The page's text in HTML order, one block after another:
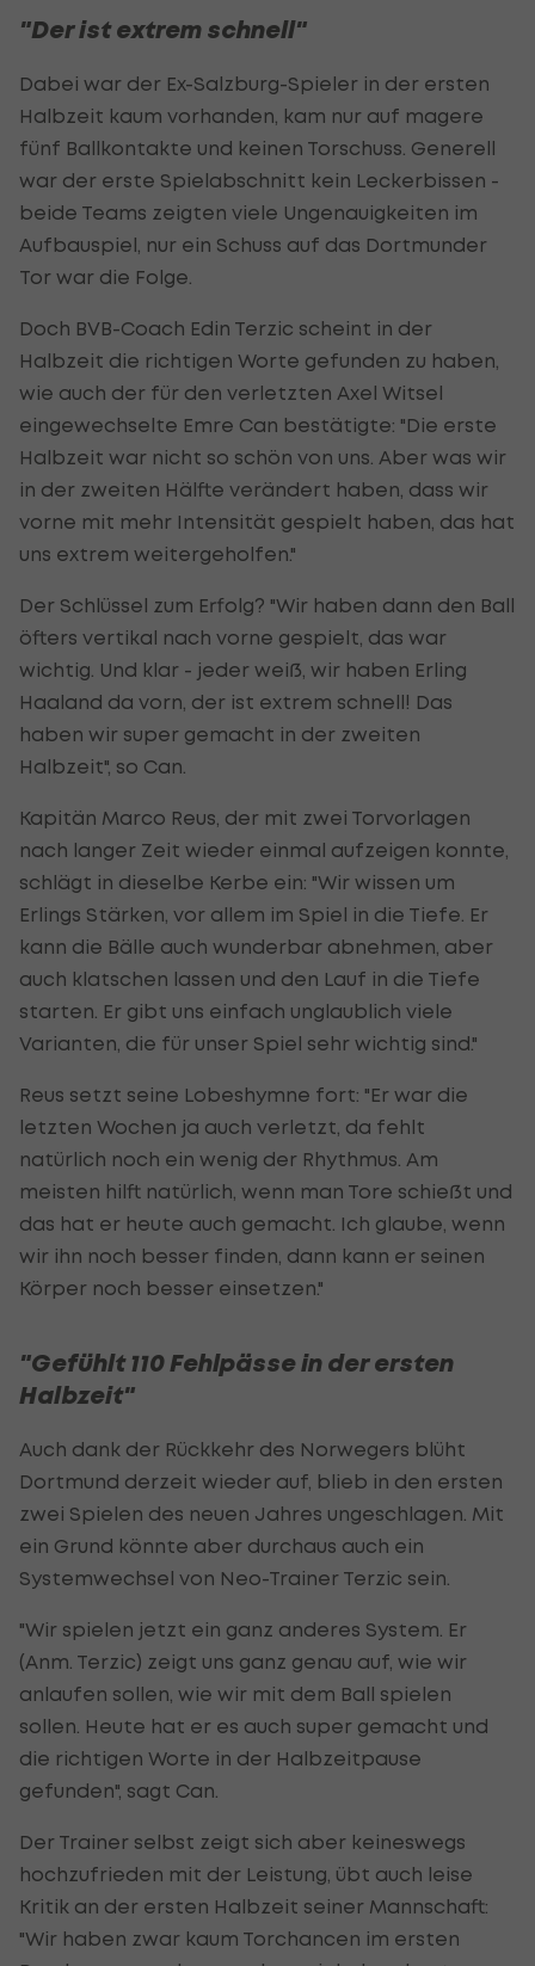
"Der ist extrem schnell"
Dabei war der Ex-Salzburg-Spieler in der ersten
Halbzeit kaum vorhanden, kam nur auf magere
fünf Ballkontakte und keinen Torschuss. Generell
war der erste Spielabschnitt kein Leckerbissen -
beide Teams zeigten viele Ungenauigkeiten im
Aufbauspiel, nur ein Schuss auf das Dortmunder
Tor war die Folge.
Doch BVB-Coach Edin Terzic scheint in der
Halbzeit die richtigen Worte gefunden zu haben,
wie auch der für den verletzten Axel Witsel
eingewechselte Emre Can bestätigte: "Die erste
Halbzeit war nicht so schön von uns. Aber was wir
in der zweiten Hälfte verändert haben, dass wir
vorne mit mehr Intensität gespielt haben, das hat
uns extrem weitergeholfen."
Der Schlüssel zum Erfolg? "Wir haben dann den Ball
öfters vertikal nach vorne gespielt, das war
wichtig. Und klar - jeder weiß, wir haben Erling
Haaland da vorn, der ist extrem schnell! Das
haben wir super gemacht in der zweiten
Halbzeit", so Can.
Kapitän Marco Reus, der mit zwei Torvorlagen
nach langer Zeit wieder einmal aufzeigen konnte,
schlägt in dieselbe Kerbe ein: "Wir wissen um
Erlings Stärken, vor allem im Spiel in die Tiefe. Er
kann die Bälle auch wunderbar abnehmen, aber
auch klatschen lassen und den Lauf in die Tiefe
starten. Er gibt uns einfach unglaublich viele
Varianten, die für unser Spiel sehr wichtig sind."
Reus setzt seine Lobeshymne fort: "Er war die
letzten Wochen ja auch verletzt, da fehlt
natürlich noch ein wenig der Rhythmus. Am
meisten hilft natürlich, wenn man Tore schießt und
das hat er heute auch gemacht. Ich glaube, wenn
wir ihn noch besser finden, dann kann er seinen
Körper noch besser einsetzen."
"Gefühlt 110 Fehlpässe in der ersten
Halbzeit"
Auch dank der Rückkehr des Norwegers blüht
Dortmund derzeit wieder auf, blieb in den ersten
zwei Spielen des neuen Jahres ungeschlagen. Mit
ein Grund könnte aber durchaus auch ein
Systemwechsel von Neo-Trainer Terzic sein.
"Wir spielen jetzt ein ganz anderes System. Er
(Anm. Terzic) zeigt uns ganz genau auf, wie wir
anlaufen sollen, wie wir mit dem Ball spielen
sollen. Heute hat er es auch super gemacht und
die richtigen Worte in der Halbzeitpause
gefunden", sagt Can.
Der Trainer selbst zeigt sich aber keineswegs
hochzufrieden mit der Leistung, übt auch leise
Kritik an der ersten Halbzeit seiner Mannschaft:
"Wir haben zwar kaum Torchancen im ersten